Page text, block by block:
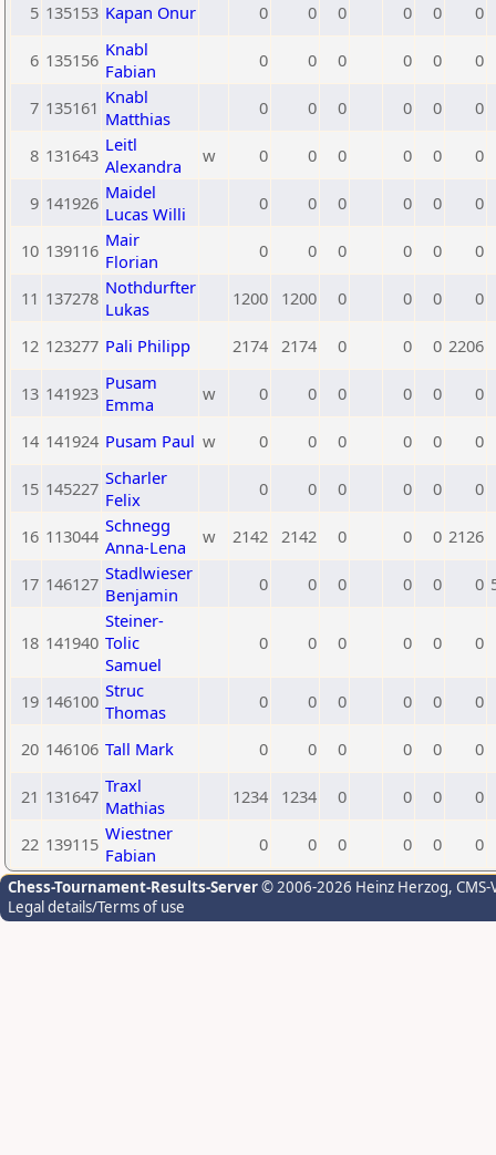
5 135153 Kapan Onur 0 0 0 0 0 0
6 135156 Knabl
Fabian
0 0 0 0 0 0
7 135161 Knabl
Matthias
0 0 0 0 0 0
8 131643 Leitl
Alexandra
w 0 0 0 0 0 0
9 141926 Maidel
Lucas Willi
0 0 0 0 0 0
10 139116 Mair
Florian
0 0 0 0 0 0
11 137278 Nothdurfter
Lukas
1200 1200 0 0 0 0
12 123277 Pali Philipp 2174 2174 0 0 0 2206
13 141923 Pusam
Emma
w 0 0 0 0 0 0
14 141924 Pusam Paul w 0 0 0 0 0 0
15 145227 Scharler
Felix
0 0 0 0 0 0
16 113044 Schnegg
Anna-Lena
w 2142 2142 0 0 0 2126
17 146127 Stadlwieser
Benjamin
0 0 0 0 0 0
18 141940
Steiner-
Tolic
Samuel
0 0 0 0 0 0
19 146100 Struc
Thomas
0 0 0 0 0 0
20 146106 Tall Mark 0 0 0 0 0 0
21 131647 Traxl
Mathias
1234 1234 0 0 0 0
22 139115 Wiestner
Fabian
0 0 0 0 0 0
Chess-Tournament-Results-Server© 2006-2026 Heinz Herzog,
Legal details/Terms of use